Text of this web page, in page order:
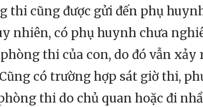
thi cũng được gửi đến phụ
nhiên, có phụ huynh chưa
thi của con, do đó vẫn
có trường hợp sát giờ thi,
thi do chủ quan hoặc đi